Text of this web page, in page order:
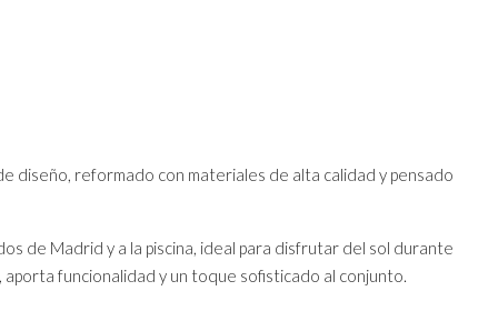
diseño, reformado con materiales de alta calidad y pensado
de Madrid y a la piscina, ideal para disfrutar del sol durante
funcionalidad y un toque sofisticado al conjunto.